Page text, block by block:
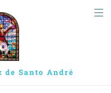
Santo André